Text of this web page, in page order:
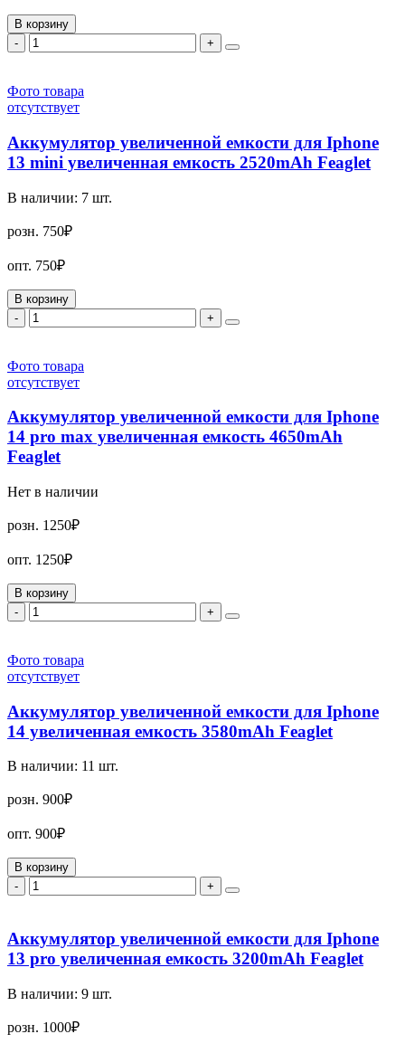
В корзину
-
+
Фото товара
отсутствует
Аккумулятор увеличенной емкости для Iphone
13 mini увеличенная емкость 2520mAh Feaglet
В наличии: 7 шт.
розн. 750₽
опт. 750₽
В корзину
-
+
Фото товара
отсутствует
Аккумулятор увеличенной емкости для Iphone
14 pro max увеличенная емкость 4650mAh
Feaglet
Нет в наличии
розн. 1250₽
опт. 1250₽
В корзину
-
+
Фото товара
отсутствует
Аккумулятор увеличенной емкости для Iphone
14 увеличенная емкость 3580mAh Feaglet
В наличии: 11 шт.
розн. 900₽
опт. 900₽
В корзину
-
+
Аккумулятор увеличенной емкости для Iphone
13 pro увеличенная емкость 3200mAh Feaglet
В наличии: 9 шт.
розн. 1000₽